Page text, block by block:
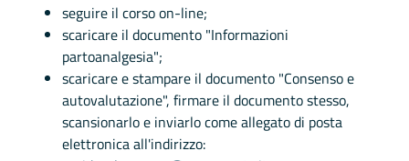
seguire il corso on-line;
scaricare il documento "Informazioni
partoanalgesia";
scaricare e stampare il documento "Consenso e
autovalutazione", firmare il documento stesso,
scansionarlo e inviarlo come allegato di posta
elettronica all'indirizzo: